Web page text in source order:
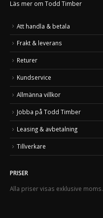
Läs mer om Todd Timber
Att handla & betala
Frakt & leverans
Returer
Kundservice
Allmänna villkor
Jobba på Todd Timber
Leasing & avbetalning
Tillverkare
PRISER
Alla priser visas exklusive moms.